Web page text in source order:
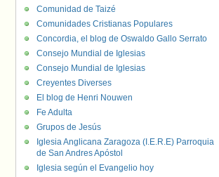
Comunidad de Taizé
Comunidades Cristianas Populares
Concordia, el blog de Oswaldo Gallo Serrato
Consejo Mundial de Iglesias
Consejo Mundial de Iglesias
Creyentes Diverses
El blog de Henri Nouwen
Fe Adulta
Grupos de Jesús
Iglesia Anglicana Zaragoza (I.E.R.E) Parroquia
de San Andres Apóstol
Iglesia según el Evangelio hoy